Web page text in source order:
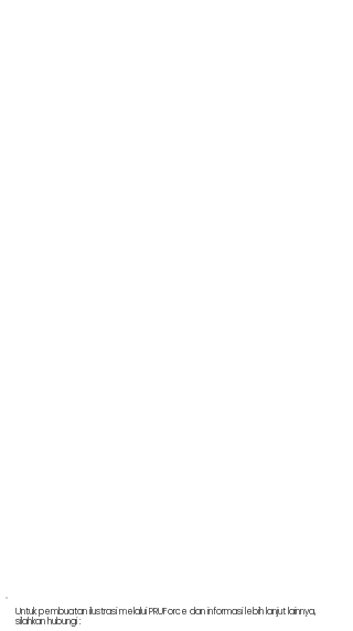
Untuk pembuatan ilustrasi melalui PRUForce dan informasi lebih lanjut lainnya,
silahkan hubungi :